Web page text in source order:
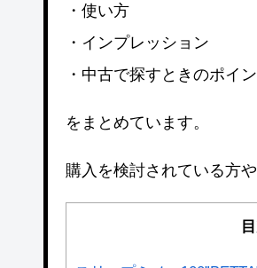
・使い方
・インプレッション
・中古で探すときのポイ
をまとめています。
購入を検討されている方